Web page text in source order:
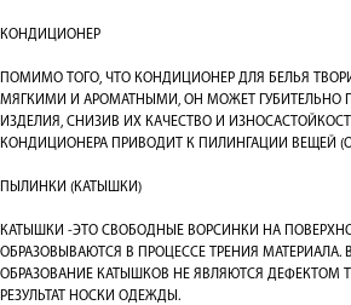
КОНДИЦИОНЕР
ПОМИМО ТОГО, ЧТО КОНДИЦИОНЕР ДЛЯ БЕЛЬЯ
МЯГКИМИ И АРОМАТНЫМИ, ОН МОЖЕТ ГУБИТЕЛЬНО
ИЗДЕЛИЯ, СНИЗИВ ИХ КАЧЕСТВО И
КОНДИЦИОНЕРА ПРИВОДИТ К ПИЛИНГАЦИИ ВЕЩЕЙ
ПЫЛИНКИ (КАТЫШКИ)
КАТЫШКИ -ЭТО СВОБОДНЫЕ ВОРСИНКИ НА
ОБРАЗОВЫВАЮТСЯ В ПРОЦЕССЕ ТРЕНИЯ
ОБРАЗОВАНИЕ КАТЫШКОВ НЕ ЯВЛЯЮТСЯ ДЕФЕКТОМ
РЕЗУЛЬТАТ НОСКИ ОДЕЖДЫ.